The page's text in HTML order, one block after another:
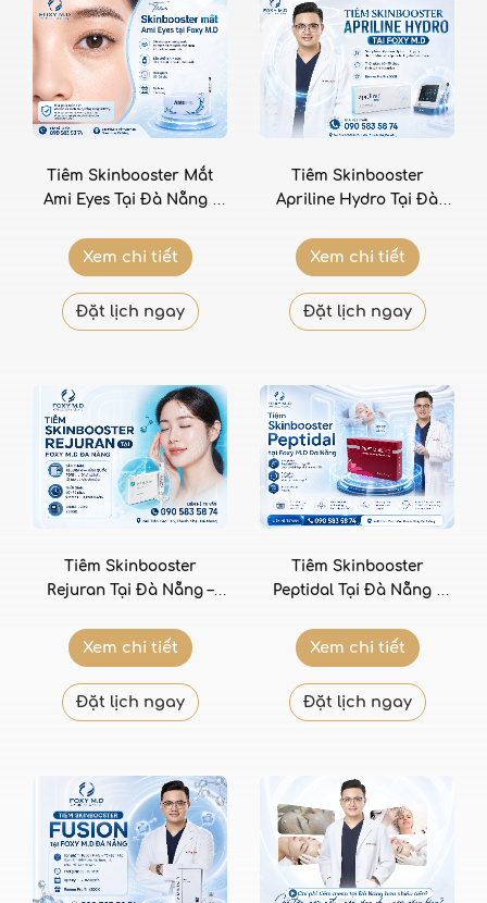
Tiêm Skinbooster Mắt
Ami Eyes Tại Đà Nẵng –
Và Nếp Nhăn Vùng Mắt
Xem chi tiết
Đặt lịch ngay
Tiêm Skinbooster
Apriline Hydro Tại Đà
Thụy Sỹ Cấp Ẩm Chuyên
Xem chi tiết
Đặt lịch ngay
Tiêm Skinbooster
Rejuran Tại Đà Nẵng –
Da Chuyên Sâu Nhất
Xem chi tiết
Đặt lịch ngay
Tiêm Skinbooster
Peptidal Tại Đà Nẵng –
Mới Chống Lão Hóa
Xem chi tiết
Đặt lịch ngay